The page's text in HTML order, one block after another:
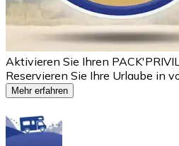
Aktivieren Sie Ihren
Reservieren Sie Ihre Urlaube in
Mehr erfahren